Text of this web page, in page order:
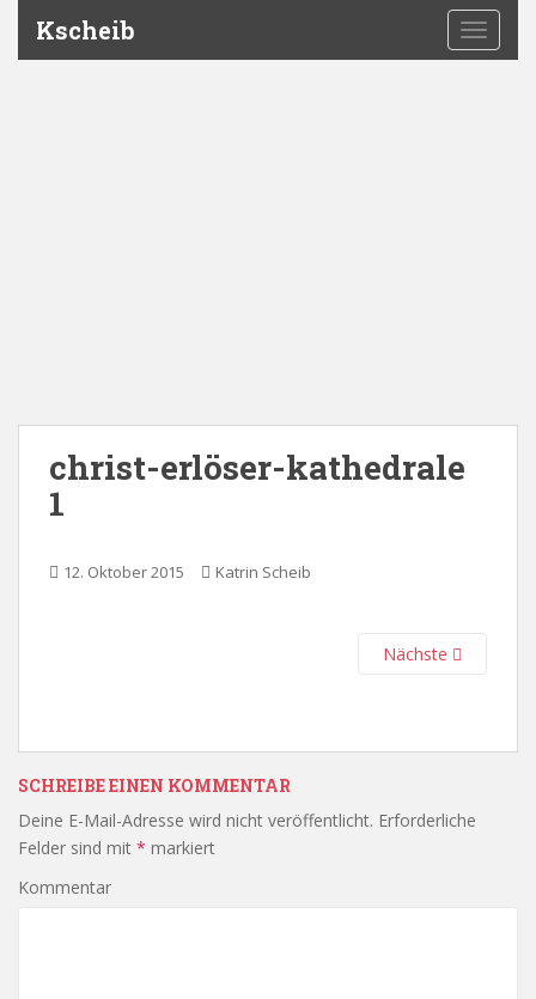
Kscheib
christ-erlöser-kathedrale
1
12. Oktober 2015 Katrin Scheib
Nächste
SCHREIBE EINEN KOMMENTAR
Deine E-Mail-Adresse wird nicht veröffentlicht. Erforderliche
Felder sind mit * markiert
Kommentar